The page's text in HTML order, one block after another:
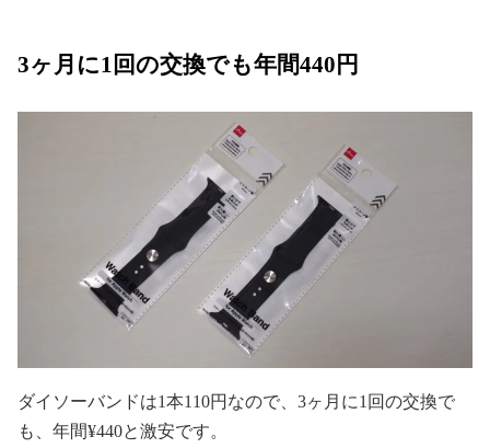
3ヶ月に1回の交換でも年間440円
ダイソーバンドは1本110円なので、3ヶ月に1回の交換で
も、年間¥440と激安です。